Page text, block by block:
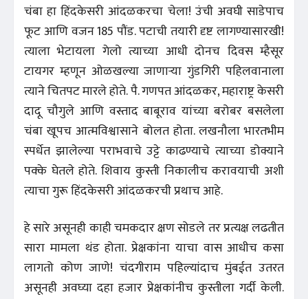
चंबा हा हिंदकेसरी आंदळकरचा चेला! उंची अवघी साडेपाच
फूट आणि वजन 185 पौंड. पटाची तयारी दृष्ट लागण्यासारखी!
त्याला भेटायला गेलो त्याच्या आधी दोनच दिवस म्हैसूर
टायगर म्हणून ओळखल्या जाणाऱ्या गुंडगिरी पहिलवानाला
त्याने चितपट मारले होते. पै. गणपत आंदळकर, महाराष्ट्र केसरी
दादू चौगुले आणि वस्ताद बाबूराव यांच्या बरोबर बसलेला
चंबा खूपच आत्मविश्वासाने बोलत होता. लखनौला भारतभीम
स्पर्धेत झालेल्या पराभवाचे उट्टे काढण्याचे त्याच्या डोक्याने
पक्के घेतले होते. शिवाय कुस्ती निकालीच करावयाची अशी
त्याचा गुरू हिंदकेसरी आंदळकरची प्रथाच आहे.
हे सारे असूनही काही चमकदार क्षण सोडले तर प्रत्यक्ष लढतीत
सारा मामला थंड होता. प्रेक्षकांना याचा वास आधीच कसा
लागतो कोण जाणे! चंदगीराम पहिल्यांदाच मुंबईत उतरत
असूनही अवघ्या दहा हजार प्रेक्षकांनीच कुस्तीला गर्दी केली.